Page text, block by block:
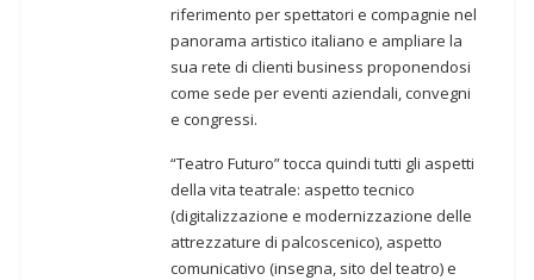
riferimento per spettatori e compagnie nel
panorama artistico italiano e ampliare la
sua rete di clienti business proponendosi
come sede per eventi aziendali, convegni
e congressi.
“Teatro Futuro” tocca quindi tutti gli aspetti
della vita teatrale: aspetto tecnico
(digitalizzazione e modernizzazione delle
attrezzature di palcoscenico), aspetto
comunicativo (insegna, sito del teatro) e